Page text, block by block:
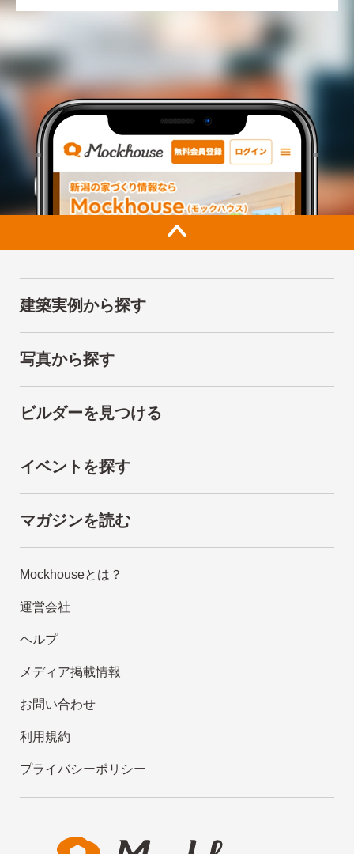
建築実例から探す
写真から探す
ビルダーを見つける
イベントを探す
マガジンを読む
Mockhouseとは？
運営会社
ヘルプ
メディア掲載情報
お問い合わせ
利用規約
プライバシーポリシー